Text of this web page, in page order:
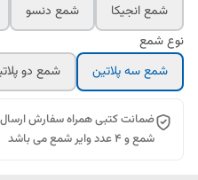
شمع انجیکا
شمع دنسو
نوع شمع
شمع سه پلاتین
شمع دو
شمع و 4 عدد وایر شمع می باشد